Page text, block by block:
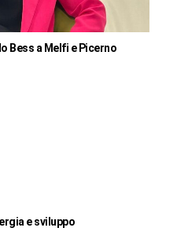
Bess a Melfi e Picerno
e sviluppo